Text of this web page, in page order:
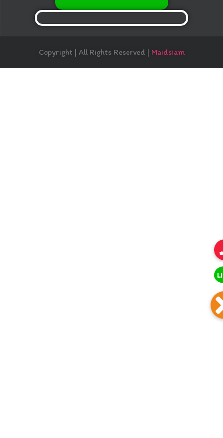
Copyright | All Rights Reserved | Maidsiam